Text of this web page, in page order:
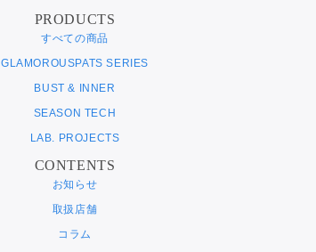
PRODUCTS
すべての商品
GLAMOROUSPATS SERIES
BUST & INNER
SEASON TECH
LAB. PROJECTS
CONTENTS
お知らせ
取扱店舗
コラム